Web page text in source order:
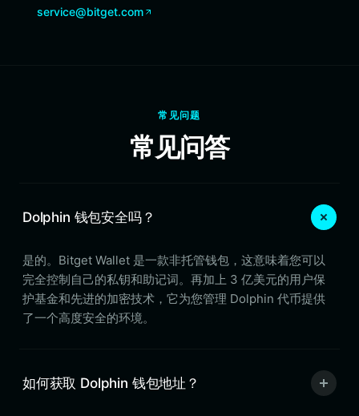
service@bitget.com
常见问题
常见问答
Dolphin 钱包安全吗？
是的。Bitget Wallet 是一款非托管钱包，这意味着您可以
完全控制自己的私钥和助记词。再加上 3 亿美元的用户保
护基金和先进的加密技术，它为您管理 Dolphin 代币提供
了一个高度安全的环境。
如何获取 Dolphin 钱包地址？